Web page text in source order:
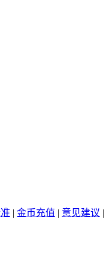
| 金币充值 | 意见建议 |